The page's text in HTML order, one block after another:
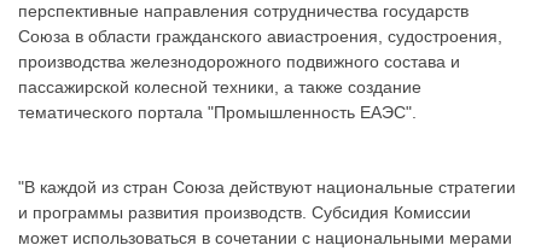
перспективные направления сотрудничества государств
Союза в области гражданского авиастроения, судостроения,
производства железнодорожного подвижного состава и
пассажирской колесной техники, а также создание
тематического портала "Промышленность ЕАЭС".
"В каждой из стран Союза действуют национальные стратегии
и программы развития производств. Субсидия Комиссии
может использоваться в сочетании с национальными мерами